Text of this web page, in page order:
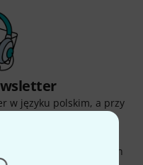
w języku polskim, a przy
jeden z
Spostrzeżenia Thomann